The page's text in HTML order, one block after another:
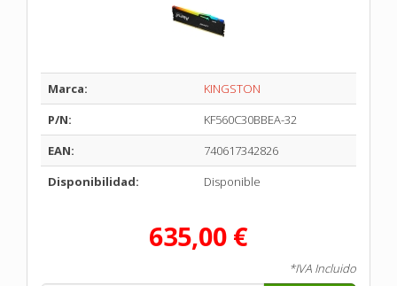
Marca:
KINGSTON
P/N:
KF560C30BBEA-32
EAN:
740617342826
Disponibilidad:
Disponible
635,00 €
*IVA Incluido